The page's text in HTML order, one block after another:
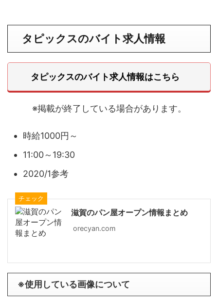
タピックスのバイト求人情報
タピックスのバイト求人情報はこちら
※掲載が終了している場合があります。
時給1000円～
11:00～19:30
2020/1参考
チェック
滋賀のパン屋オープン情報まとめ
orecyan.com
※使用している画像について